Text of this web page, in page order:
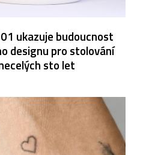
ukazuje budoucnost
designu pro stolování
sto let